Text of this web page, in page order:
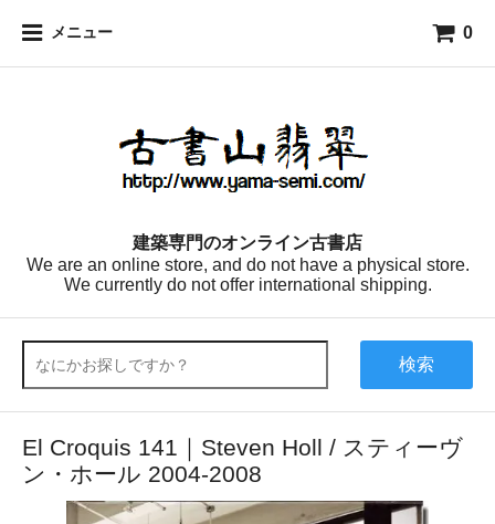
メニュー 0
建築専門のオンライン古書店
We are an online store, and do not have a physical store.
We currently do not offer international shipping.
検索
El Croquis 141｜Steven Holl / スティーヴ
ン・ホール 2004-2008